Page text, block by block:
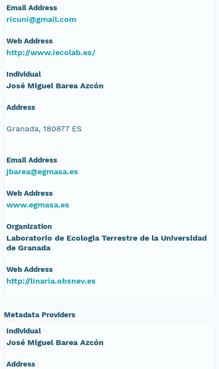
Email Address
ricuni@gmail.com
Web Address
http://www.iecolab.es/
Individual
José Miguel Barea Azcón
Address
Granada, 180877 ES
Email Address
jbarea@egmasa.es
Web Address
www.egmasa.es
Organization
Laboratorio de Ecologia Terrestre de la Universidad
de Granada
Web Address
http://linaria.obsnev.es
Metadata Providers
Individual
José Miguel Barea Azcón
Address